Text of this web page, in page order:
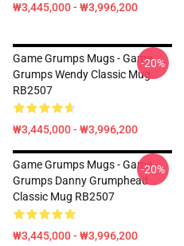
₩3,445,000 - ₩3,996,200
Game Grumps Mugs - Game
Grumps Wendy Classic Mug
RB2507
₩3,445,000 - ₩3,996,200
-20%
Game Grumps Mugs - Game
Grumps Danny Grumphead
Classic Mug RB2507
₩3,445,000 - ₩3,996,200
-20%